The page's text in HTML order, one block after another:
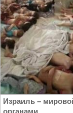
Израиль –
органами